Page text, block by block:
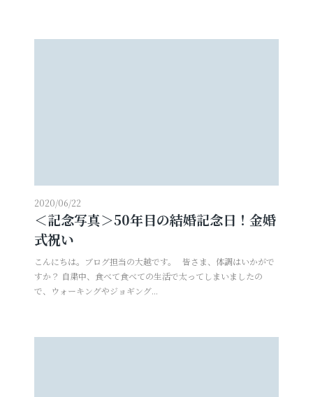
2020/06/22
＜記念写真＞50年目の結婚記念日！金婚
式祝い
こんにちは。ブログ担当の大越です。 皆さま、体調はいかがで
すか？ 自粛中、食べて食べての生活で太ってしまいましたの
で、ウォーキングやジョギング...